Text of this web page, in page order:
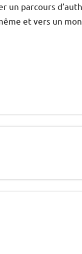
un parcours
et vers un